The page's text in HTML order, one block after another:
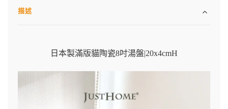
描述
日本製滿版貓陶瓷8吋湯盤|20x4cmH